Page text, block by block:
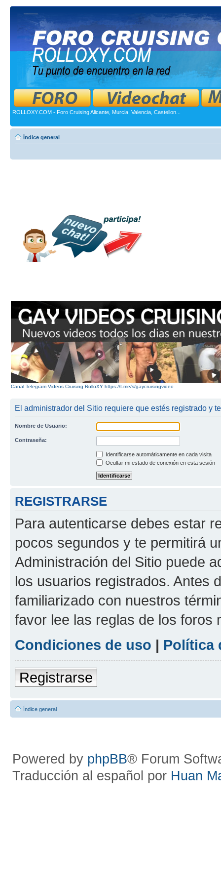
ROLLOXY.COM - Foro Cruising Alicante, Murcia, Valencia, Castellon...
Índice general
Canal Telegram Videos Cruising RolloXY https://t.me/s/gaycruisingvideo
El administrador del Sitio requiere que estés registrado y
Nombre de Usuario:
Contraseña:
Identificarse automáticamente en cada visita
Ocultar mi estado de conexión en esta sesión
REGISTRARSE
Para autenticarse debes estar
pocos segundos y te permitirá
Administración del Sitio puede
los usuarios registrados. Antes
familiarizado con nuestros
favor lee las reglas de los foros
Condiciones de uso | Política
Registrarse
Índice general
Powered by phpBB® Forum
Traducción al español por Huan